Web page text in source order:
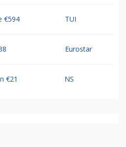
€594 TUI
Eurostar
€21 NS